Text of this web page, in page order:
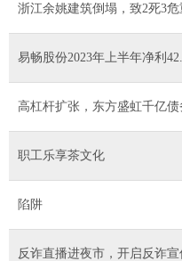
浙江余姚建筑倒塌，致2死3危
易畅股份2023年上半年净利
高杠杆扩张，东方盛虹千亿债
职工乐享茶文化
陷阱
反诈直播进夜市，开启反诈